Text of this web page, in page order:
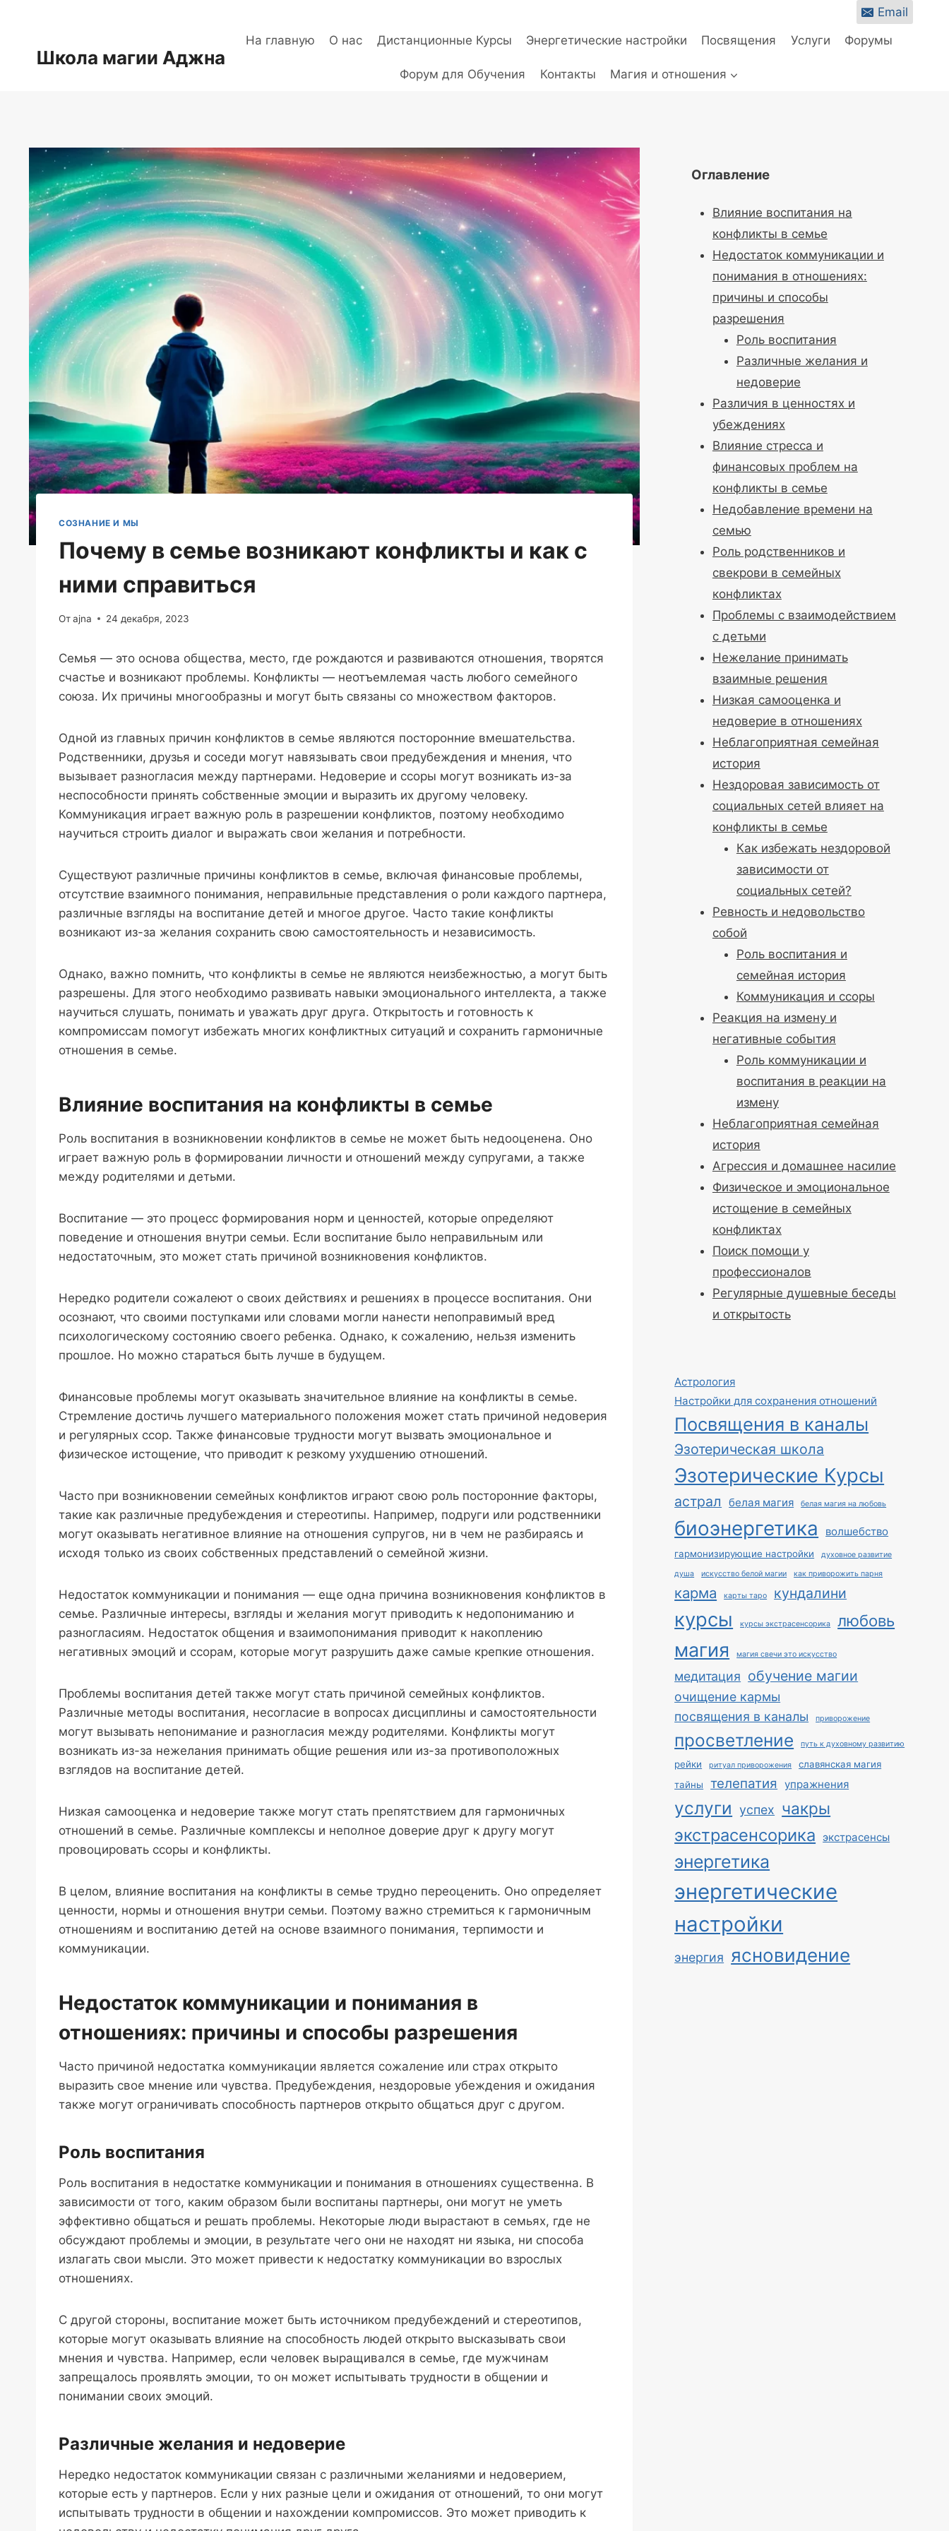
Email
Школа магии Аджна
На главную О нас Дистанционные Курсы Энергетические настройки Посвящения Услуги Форумы
Форум для Обучения Контакты Магия и отношения
СОЗНАНИЕ И МЫ
Почему в семье возникают конфликты и как с
ними справиться
Отajna 24 декабря, 2023
Семья — это основа общества, место, где рождаются и развиваются отношения, творятся
счастье и возникают проблемы. Конфликты — неотъемлемая часть любого семейного
союза. Их причины многообразны и могут быть связаны со множеством факторов.
Одной из главных причин конфликтов в семье являются посторонние вмешательства.
Родственники, друзья и соседи могут навязывать свои предубеждения и мнения, что
вызывает разногласия между партнерами. Недоверие и ссоры могут возникать из-за
неспособности принять собственные эмоции и выразить их другому человеку.
Коммуникация играет важную роль в разрешении конфликтов, поэтому необходимо
научиться строить диалог и выражать свои желания и потребности.
Существуют различные причины конфликтов в семье, включая финансовые проблемы,
отсутствие взаимного понимания, неправильные представления о роли каждого партнера,
различные взгляды на воспитание детей и многое другое. Часто такие конфликты
возникают из-за желания сохранить свою самостоятельность и независимость.
Однако, важно помнить, что конфликты в семье не являются неизбежностью, а могут быть
разрешены. Для этого необходимо развивать навыки эмоционального интеллекта, а также
научиться слушать, понимать и уважать друг друга. Открытость и готовность к
компромиссам помогут избежать многих конфликтных ситуаций и сохранить гармоничные
отношения в семье.
Влияние воспитания на конфликты в семье
Роль воспитания в возникновении конфликтов в семье не может быть недооценена. Оно
играет важную роль в формировании личности и отношений между супругами, а также
между родителями и детьми.
Воспитание — это процесс формирования норм и ценностей, которые определяют
поведение и отношения внутри семьи. Если воспитание было неправильным или
недостаточным, это может стать причиной возникновения конфликтов.
Нередко родители сожалеют о своих действиях и решениях в процессе воспитания. Они
осознают, что своими поступками или словами могли нанести непоправимый вред
психологическому состоянию своего ребенка. Однако, к сожалению, нельзя изменить
прошлое. Но можно стараться быть лучше в будущем.
Финансовые проблемы могут оказывать значительное влияние на конфликты в семье.
Стремление достичь лучшего материального положения может стать причиной недоверия
и регулярных ссор. Также финансовые трудности могут вызвать эмоциональное и
физическое истощение, что приводит к резкому ухудшению отношений.
Часто при возникновении семейных конфликтов играют свою роль посторонние факторы,
такие как различные предубеждения и стереотипы. Например, подруги или родственники
могут оказывать негативное влияние на отношения супругов, ни в чем не разбираясь и
исходя только из своих собственных представлений о семейной жизни.
Недостаток коммуникации и понимания — еще одна причина возникновения конфликтов в
семье. Различные интересы, взгляды и желания могут приводить к недопониманию и
разногласиям. Недостаток общения и взаимопонимания приводит к накоплению
негативных эмоций и ссорам, которые могут разрушить даже самые крепкие отношения.
Проблемы воспитания детей также могут стать причиной семейных конфликтов.
Различные методы воспитания, несогласие в вопросах дисциплины и самостоятельности
могут вызывать непонимание и разногласия между родителями. Конфликты могут
возникать из-за нежелания принимать общие решения или из-за противоположных
взглядов на воспитание детей.
Низкая самооценка и недоверие также могут стать препятствием для гармоничных
отношений в семье. Различные комплексы и неполное доверие друг к другу могут
провоцировать ссоры и конфликты.
В целом, влияние воспитания на конфликты в семье трудно переоценить. Оно определяет
ценности, нормы и отношения внутри семьи. Поэтому важно стремиться к гармоничным
отношениям и воспитанию детей на основе взаимного понимания, терпимости и
коммуникации.
Недостаток коммуникации и понимания в
отношениях: причины и способы разрешения
Часто причиной недостатка коммуникации является сожаление или страх открыто
выразить свое мнение или чувства. Предубеждения, нездоровые убеждения и ожидания
также могут ограничивать способность партнеров открыто общаться друг с другом.
Роль воспитания
Роль воспитания в недостатке коммуникации и понимания в отношениях существенна. В
зависимости от того, каким образом были воспитаны партнеры, они могут не уметь
эффективно общаться и решать проблемы. Некоторые люди вырастают в семьях, где не
обсуждают проблемы и эмоции, в результате чего они не находят ни языка, ни способа
излагать свои мысли. Это может привести к недостатку коммуникации во взрослых
отношениях.
С другой стороны, воспитание может быть источником предубеждений и стереотипов,
которые могут оказывать влияние на способность людей открыто высказывать свои
мнения и чувства. Например, если человек выращивался в семье, где мужчинам
запрещалось проявлять эмоции, то он может испытывать трудности в общении и
понимании своих эмоций.
Различные желания и недоверие
Нередко недостаток коммуникации связан с различными желаниями и недоверием,
которые есть у партнеров. Если у них разные цели и ожидания от отношений, то они могут
испытывать трудности в общении и нахождении компромиссов. Это может приводить к
Оглавление
Влияние воспитания на
конфликты в семье
Недостаток коммуникации и
понимания в отношениях:
причины и способы
разрешения
Роль воспитания
Различные желания и
недоверие
Различия в ценностях и
убеждениях
Влияние стресса и
финансовых проблем на
конфликты в семье
Недобавление времени на
семью
Роль родственников и
свекрови в семейных
конфликтах
Проблемы с взаимодействием
с детьми
Нежелание принимать
взаимные решения
Низкая самооценка и
недоверие в отношениях
Неблагоприятная семейная
история
Нездоровая зависимость от
социальных сетей влияет на
конфликты в семье
Как избежать нездоровой
зависимости от
социальных сетей?
Ревность и недовольство
собой
Роль воспитания и
семейная история
Коммуникация и ссоры
Реакция на измену и
негативные события
Роль коммуникации и
воспитания в реакции на
измену
Неблагоприятная семейная
история
Агрессия и домашнее насилие
Физическое и эмоциональное
истощение в семейных
конфликтах
Поиск помощи у
профессионалов
Регулярные душевные беседы
и открытость
Астрология
Настройки для сохранения отношений
Посвящения в каналы
Эзотерическая школа
Эзотерические Курсы
астрал белая магия белая магия на любовь
биоэнергетика волшебство
гармонизирующие настройки духовное развитие
душа искусство белой магии как приворожить парня
карма карты таро кундалини
курсы курсы экстрасенсорика любовь
магия магия свечи это искусство
медитация обучение магии
очищение кармы
посвящения в каналы
приворожение
просветление путь к духовному развитию
рейки ритуал приворожения
славянская магия
тайны
телепатия упражнения
услуги успех чакры
экстрасенсорика экстрасенсы
энергетика
энергетические
настройки
энергия ясновидение